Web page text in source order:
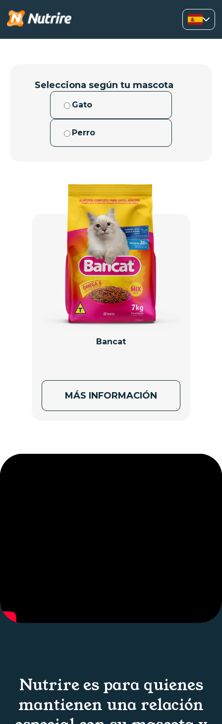
Selecciona según tu mascota
Gato
Perro
Bancat
MÁS INFORMACIÓN
Nutrire es para quienes
mantienen una relación